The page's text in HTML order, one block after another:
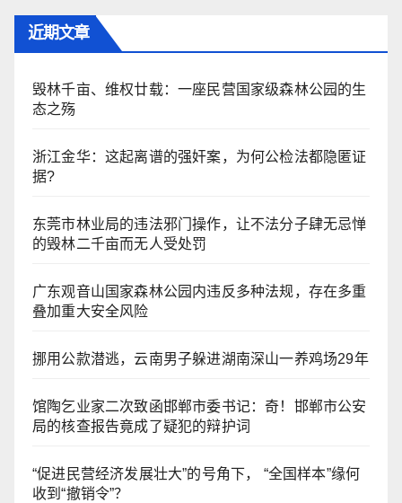
近期文章
毁林千亩、维权廿载：一座民营国家级森林公园的生
态之殇
浙江金华：​这起离谱的强奸案，为何公检法都隐匿证
据?
东莞市林业局的违法邪门操作，让不法分子肆无忌惮
的毁林二千亩而无人受处罚
广东观音山国家森林公园内违反多种法规，存在多重
叠加重大安全风险
挪用公款潜逃，云南男子躲进湖南深山一养鸡场29年
馆陶乞业家二次致函邯郸市委书记：奇！邯郸市公安
局的核查报告竟成了疑犯的辩护词
“促进民营经济发展壮大”的号角下， “全国样本”缘何
收到“撤销令”？